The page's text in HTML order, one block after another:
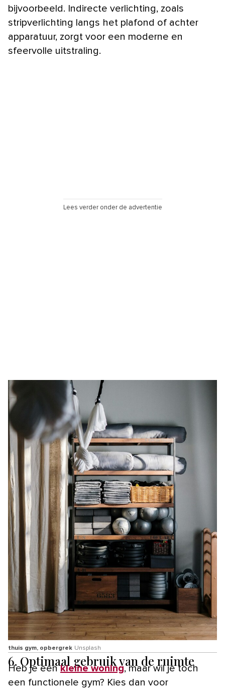
bijvoorbeeld. Indirecte verlichting, zoals
stripverlichting langs het plafond of achter
apparatuur, zorgt voor een moderne en
sfeervolle uitstraling.
Lees verder onder de advertentie
thuis gym, opbergrek Unsplash
6. Optimaal gebruik van de ruimte
Heb je eenkleine woning, maar wil je toch
een functionele gym? Kies dan voor